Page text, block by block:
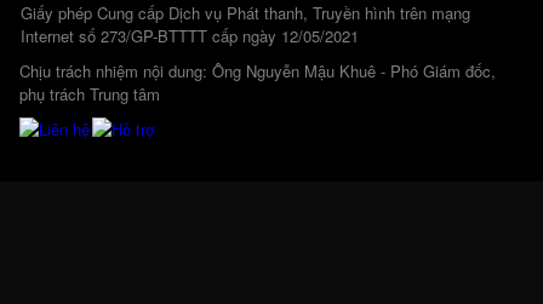
Giấy phép Cung cấp Dịch vụ Phát thanh, Truyền hình trên mạng
Internet số 273/GP-BTTTT cấp ngày 12/05/2021
Chịu trách nhiệm nội dung: Ông Nguyễn Mậu Khuê - Phó Giám đốc,
phụ trách Trung tâm